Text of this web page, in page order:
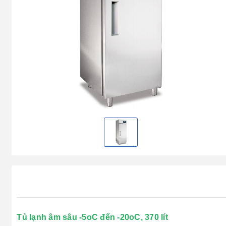
Tủ lạnh âm sâu -5oC đến -20oC, 370 lít